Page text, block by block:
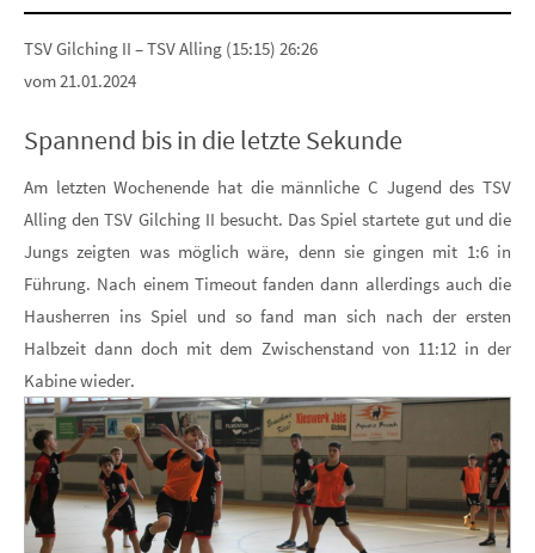
TSV Gilching II – TSV Alling (15:15) 26:26
vom 21.01.2024
Spannend bis in die letzte Sekunde
Am letzten Wochenende hat die männliche C Jugend des TSV
Alling den TSV Gilching II besucht. Das Spiel startete gut und die
Jungs zeigten was möglich wäre, denn sie gingen mit 1:6 in
Führung. Nach einem Timeout fanden dann allerdings auch die
Hausherren ins Spiel und so fand man sich nach der ersten
Halbzeit dann doch mit dem Zwischenstand von 11:12 in der
Kabine wieder.